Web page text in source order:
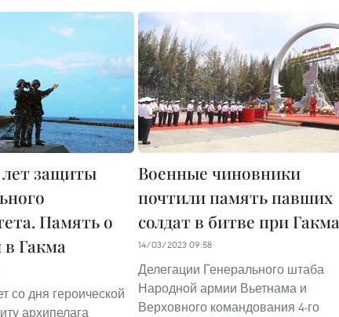
лет защиты
Память о
Гакма
со дня героической
архипелага
Военные чиновники
почтили память павших
солдат в битве при Гакма
14/03/2023 09:58
Делегации Генерального штаба
Народной армии Вьетнама и
Верховного командования 4-го